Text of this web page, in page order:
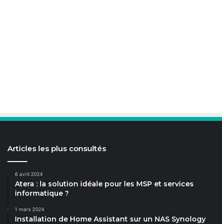
Articles les plus consultés
6 avril 2024
Atera : la solution idéale pour les MSP et services
informatique ?
1 mars 2024
Installation de Home Assistant sur un NAS Synology